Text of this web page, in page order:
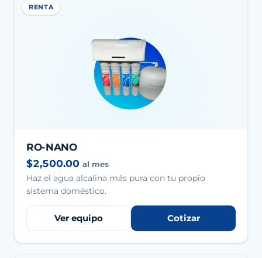
RENTA
RO-NANO
$2,500.00 al mes
Haz el agua alcalina más pura con tu propio
sistema doméstico.
Ver equipo Cotizar